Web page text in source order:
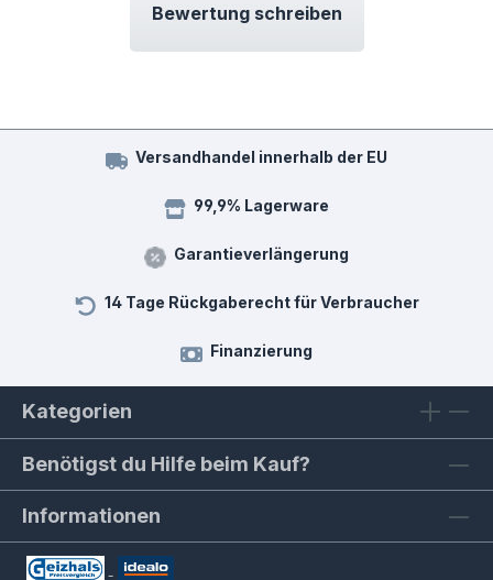
Bewertung schreiben
Versandhandel innerhalb der EU
99,9% Lagerware
Garantieverlängerung
14 Tage Rückgaberecht für Verbraucher
Finanzierung
Kategorien
Benötigst du Hilfe beim Kauf?
Informationen